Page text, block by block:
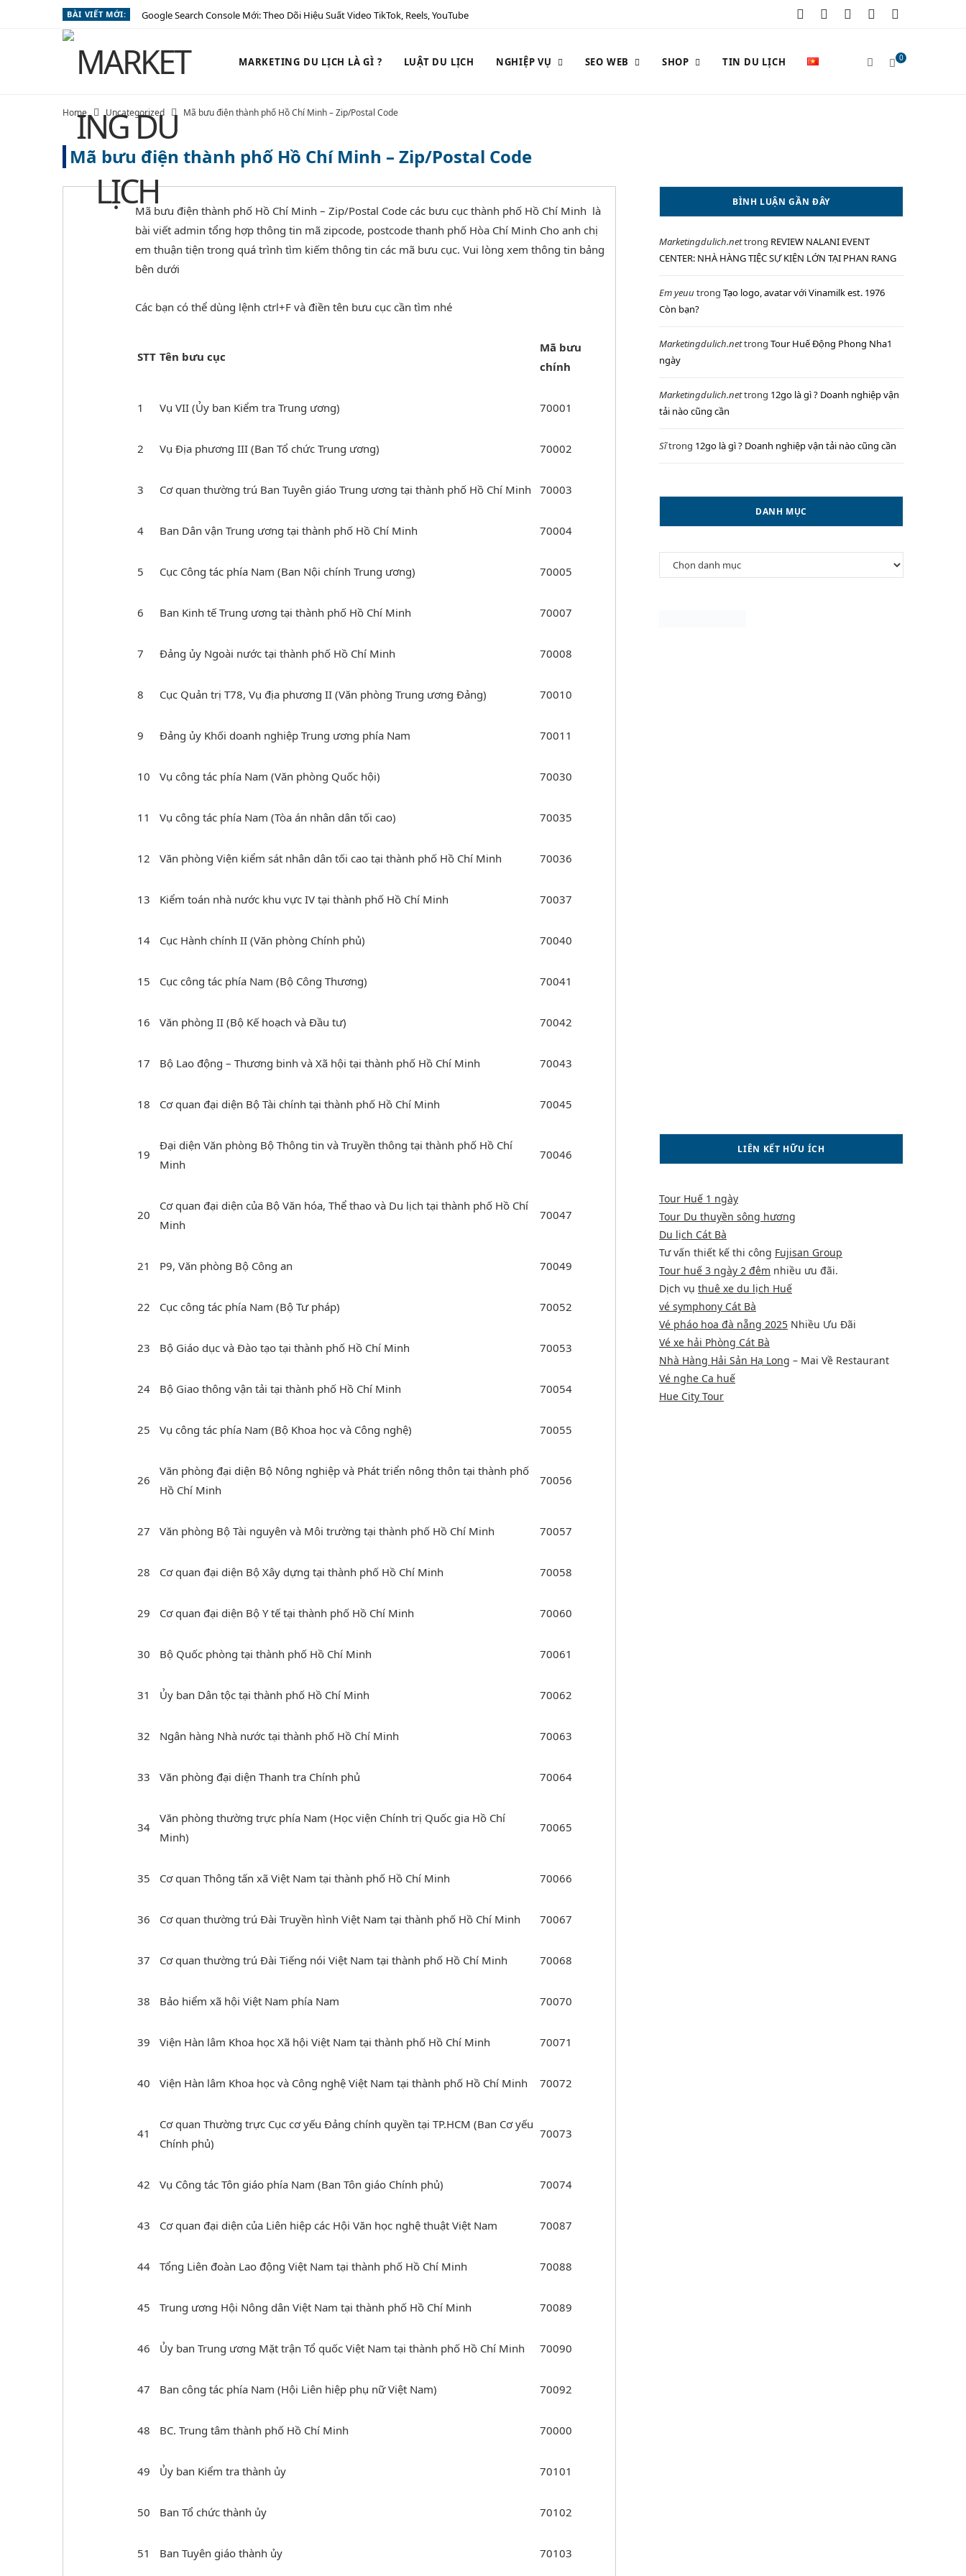
BÀI VIẾT MỚI: Google Search Console Mới: Theo Dõi Hiệu Suất Video TikTok, Reels, YouTube
o
k
t
e
r
r
a
m
e
s
e
MARKETING DU LỊCH LÀ GÌ ? LUẬT DU LỊCH NGHIỆP VỤ SEO WEB SHOP TIN DU LỊCH 0
H
O
I
G
Home Uncategorized Mã bưu điện thành phố Hồ Chí Minh – Zip/Postal Code
Mã bưu điện thành phố Hồ Chí Minh – Zip/Postal Code
Mã bưu điện thành phố Hồ Chí Minh – Zip/Postal Code các bưu cục thành phố Hồ Chí Minh là
bài viết admin tổng hợp thông tin mã zipcode, postcode thanh phố Hòa Chí Minh Cho anh chị
em thuận tiện trong quá trình tìm kiếm thông tin các mã bưu cục. Vui lòng xem thông tin bảng
bên dưới
Các bạn có thể dùng lệnh ctrl+F và điền tên bưu cục cần tìm nhé
STT Tên bưu cục
​​Mã bưu
chính
1 Vụ VII (Ủy ban Kiểm tra Trung ương) 70001
2 Vụ Địa phương III (Ban Tổ chức Trung ương) 70002
3 Cơ quan thường trú Ban Tuyên giáo Trung ương tại thành phố Hồ Chí Minh 70003
4 Ban Dân vận Trung ương tại thành phố Hồ Chí Minh 70004
5 Cục Công tác phía Nam (Ban Nội chính Trung ương) 70005
6 Ban Kinh tế Trung ương tại thành phố Hồ Chí Minh 70007
7 Đảng ủy Ngoài nước tại thành phố Hồ Chí Minh 70008
8 Cục Quản trị T78, Vụ địa phương II (Văn phòng Trung ương Đảng) 70010
9 Đảng ủy Khối doanh nghiệp Trung ương phía Nam 70011
10 Vụ công tác phía Nam (Văn phòng Quốc hội) 70030
11 Vụ công tác phía Nam (Tòa án nhân dân tối cao) 70035
12 Văn phòng Viện kiểm sát nhân dân tối cao tại thành phố Hồ Chí Minh 70036
13 Kiểm toán nhà nước khu vực IV tại thành phố Hồ Chí Minh 70037
14 Cục Hành chính II (Văn phòng Chính phủ) 70040
15 Cục công tác phía Nam (Bộ Công Thương) 70041
16 Văn phòng II (Bộ Kế hoạch và Đầu tư) 70042
17 Bộ Lao động – Thương binh và Xã hội tại thành phố Hồ Chí Minh 70043
18 Cơ quan đại diện Bộ Tài chính tại thành phố Hồ Chí Minh 70045
19
Đại diện Văn phòng Bộ Thông tin và Truyền thông tại thành phố Hồ Chí
Minh
70046
20
Cơ quan đại diện của Bộ Văn hóa, Thể thao và Du lịch tại thành phố Hồ Chí
Minh
70047
21 P9, Văn phòng Bộ Công an 70049
22 Cục công tác phía Nam (Bộ Tư pháp) 70052
23 Bộ Giáo dục và Đào tạo tại thành phố Hồ Chí Minh 70053
24 Bộ Giao thông vận tải tại thành phố Hồ Chí Minh 70054
25 Vụ công tác phía Nam (Bộ Khoa học và Công nghệ) 70055
26
Văn phòng đại diện Bộ Nông nghiệp và Phát triển nông thôn tại thành phố
Hồ Chí Minh
70056
27 Văn phòng Bộ Tài nguyên và Môi trường tại thành phố Hồ Chí Minh 70057
28 Cơ quan đại diện Bộ Xây dựng tại thành phố Hồ Chí Minh 70058
29 Cơ quan đại diện Bộ Y tế tại thành phố Hồ Chí Minh 70060
30 Bộ Quốc phòng tại thành phố Hồ Chí Minh 70061
31 Ủy ban Dân tộc tại thành phố Hồ Chí Minh 70062
32 Ngân hàng Nhà nước tại thành phố Hồ Chí Minh 70063
33 Văn phòng đại diện Thanh tra Chính phủ 70064
34
Văn phòng thường trực phía Nam (Học viện Chính trị Quốc gia Hồ Chí
Minh)
70065
35 Cơ quan Thông tấn xã Việt Nam tại thành phố Hồ Chí Minh 70066
36 Cơ quan thường trú Đài Truyền hình Việt Nam tại thành phố Hồ Chí Minh 70067
37 Cơ quan thường trú Đài Tiếng nói Việt Nam tại thành phố Hồ Chí Minh 70068
38 Bảo hiểm xã hội Việt Nam phía Nam 70070
39 Viện Hàn lâm Khoa học Xã hội Việt Nam tại thành phố Hồ Chí Minh 70071
40 Viện Hàn lâm Khoa học và Công nghệ Việt Nam tại thành phố Hồ Chí Minh 70072
41
Cơ quan Thường trực Cục cơ yếu Đảng chính quyền tại TP.HCM (Ban Cơ yếu
Chính phủ)
70073
42 Vụ Công tác Tôn giáo phía Nam (Ban Tôn giáo Chính phủ) 70074
43 Cơ quan đại diện của Liên hiệp các Hội Văn học nghệ thuật Việt Nam 70087
44 Tổng Liên đoàn Lao động Việt Nam tại thành phố Hồ Chí Minh 70088
45 Trung ương Hội Nông dân Việt Nam tại thành phố Hồ Chí Minh 70089
46 Ủy ban Trung ương Mặt trận Tổ quốc Việt Nam tại thành phố Hồ Chí Minh 70090
47 Ban công tác phía Nam (Hội Liên hiệp phụ nữ Việt Nam) 70092
48 BC. Trung tâm thành phố Hồ Chí Minh 70000
49 Ủy ban Kiểm tra thành ủy 70101
50 Ban Tổ chức thành ủy 70102
51 Ban Tuyên giáo thành ủy 70103
BÌNH LUẬN GẦN ĐÂY
Marketingdulich.nettrong REVIEW NALANI EVENT
CENTER: NHÀ HÀNG TIỆC SỰ KIỆN LỚN TẠI PHAN RANG
Em yeuu trong Tạo logo, avatar với Vinamilk est. 1976
Còn bạn?
Marketingdulich.nettrong Tour Huế Động Phong Nha1
ngày
Marketingdulich.nettrong 12go là gì ? Doanh nghiệp vận
tải nào cũng cần
Sĩtrong 12go là gì ? Doanh nghiệp vận tải nào cũng cần
DANH MỤC
Danh
mục
LIÊN KẾT HỮU ÍCH
Tour Huế 1 ngày
Tour Du thuyền sông hương
Du lịch Cát Bà
Tư vấn thiết kế thi công Fujisan Group
Tour huế 3 ngày 2 đêm nhiều ưu đãi.
Dịch vụ thuê xe du lịch Huế
vé symphony Cát Bà
Vé pháo hoa đà nẵng 2025 Nhiều Ưu Đãi
Vé xe hải Phòng Cát Bà
Nhà Hàng Hải Sản Hạ Long – Mai Về Restaurant
Vé nghe Ca huế
Hue City Tour